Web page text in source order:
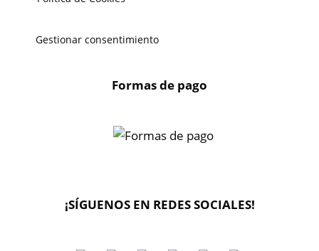
Gestionar consentimiento
Formas de pago
¡SÍGUENOS EN REDES SOCIALES!